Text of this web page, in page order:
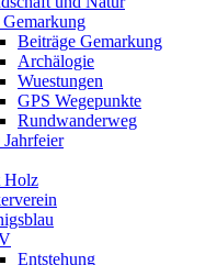
Beiträge Gemarkung
Archälogie
Wuestungen
GPS Wegepunkte
Rundwanderweg
Jahrfeier
Holz
Entstehung